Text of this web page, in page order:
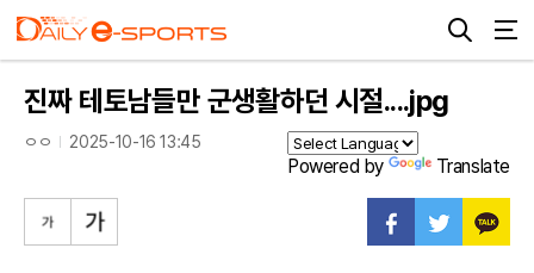
진짜 테토남들만 군생활하던 시절....jpg
ㅇㅇ 2025-10-16 13:45
Powered by Translate